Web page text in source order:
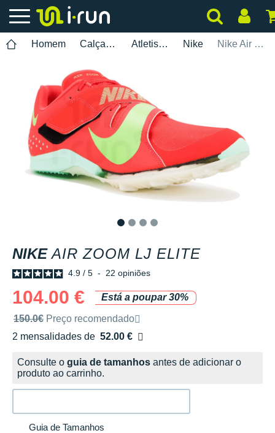
Homem Calçados Atletismo Nike Nike Air Zoom LJ Elite
NIKE AIR ZOOM LJ ELITE
4.9 / 5 - 22 opiniões
104.00 €
Está a poupar 30%
Preço de venda recomendado pela marca
150.0€ Preço recomendado
2 mensalidades de 52.00 €
sem custos
Consulte o guia de tamanhos antes de adicionar o
produto ao carrinho.
Guia de Tamanhos